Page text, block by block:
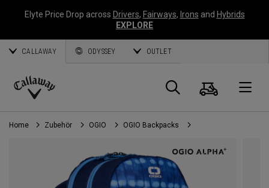
Elyte Price Drop across Drivers, Fairways, Irons and Hybrids
EXPLORE
CALLAWAY ODYSSEY OUTLET
Callaway
Golf
Suche
Home Zubehör OGIO OGIO Backpacks